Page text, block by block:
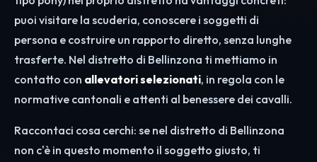
puoi visitare la scuderia, conoscere i soggetti di
persona e costruire un rapporto diretto, senza lunghe
trasferte. Nel distretto di Bellinzona ti mettiamo in
contatto con allevatori selezionati, in regola con le
normative cantonali e attenti al benessere dei cavalli.
Raccontaci cosa cerchi: se nel distretto di Bellinzona
non c'è in questo momento il soggetto giusto, ti